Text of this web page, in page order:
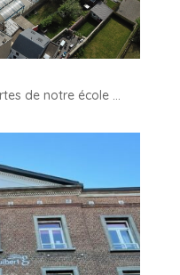
de notre école …